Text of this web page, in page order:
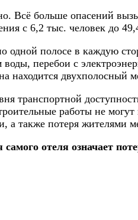
Всё больше опасений
с 6,2 тыс. человек до
одной полосе в каждую
воды, перебои с
находится двухполосный
транспортной
работы не могут
также потеря жителями
отеля означает